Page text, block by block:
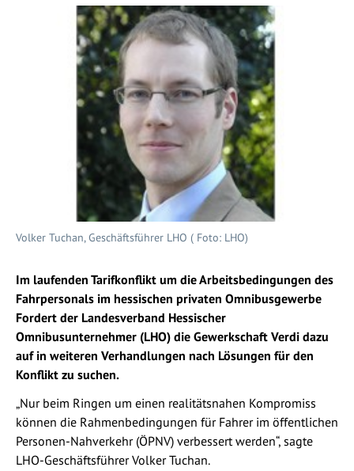
Volker Tuchan, Geschäftsführer LHO ( Foto: LHO)
Im laufenden Tarifkonflikt um die Arbeitsbedingungen des
Fahrpersonals im hessischen privaten Omnibusgewerbe
Fordert der Landesverband Hessischer
Omnibusunternehmer (LHO) die Gewerkschaft Verdi dazu
auf in weiteren Verhandlungen nach Lösungen für den
Konflikt zu suchen.
„Nur beim Ringen um einen realitätsnahen Kompromiss
können die Rahmenbedingungen für Fahrer im öffentlichen
Personen-Nahverkehr (ÖPNV) verbessert werden“, sagte
LHO-Geschäftsführer Volker Tuchan.